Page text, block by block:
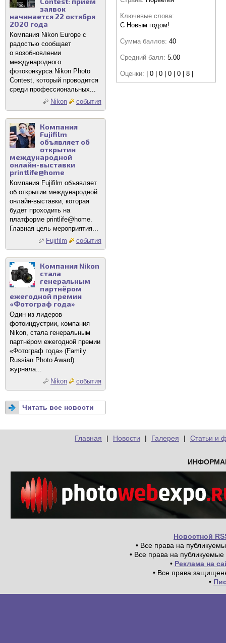
заявок
начинается 22 октября
2020 года
Компания Nikon Europe с
радостью сообщает
о возобновлении
международного
фотоконкурса Nikon Photo
Contest, который проводится
среди профессиональных...
Nikon
события
Компания
Fujifilm
объявляет об
открытии
международной
онлайн-выставки
printlife@home
Компания Fujifilm объявляет
об открытии международной
онлайн-выставки, которая
будет проходить на
платформе printlife@home.
Главная цель мероприятия...
Fujifilm
события
Компания Nikon
стала
генеральным
партнёром
ежегодной премии
«Фотограф года»
Один из лидеров
фотоиндустрии, компания
Nikon, стала генеральным
партнёром ежегодной премии
«Фотограф года» (Family
Russian Photo Award)
журнала...
Nikon
события
Читать все новости
Ключевые слова:
С Новым годом!
Сумма баллов: 40
Средний балл: 5.00
Оценки: | 0 | 0 | 0 | 0 | 8 |
Главная | Новости | Галерея | Статьи и
Новостной
• Все права на
• Все права на
• Реклама на
• Все права
•